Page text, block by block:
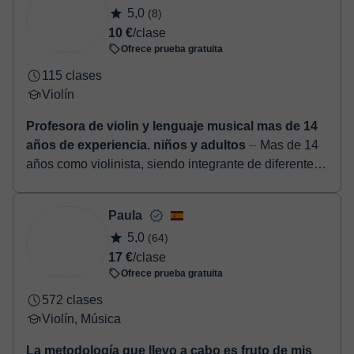
5,0 (8)
10 €/clase
Ofrece prueba gratuita
115 clases
Violín
Profesora de violin y lenguaje musical mas de 14
años de experiencia. niños y adultos ⏤ Mas de 14
años como violinista, siendo integrante de diferentes
Paula
5,0 (64)
17 €/clase
Ofrece prueba gratuita
572 clases
Violín, Música
La metodología que llevo a cabo es fruto de mis